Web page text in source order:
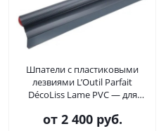
Шпатели с пластиковыми
лезвиями L’Outil Parfait
DécoLiss Lame PVC — для
см-100 см)
от 2 400 руб.